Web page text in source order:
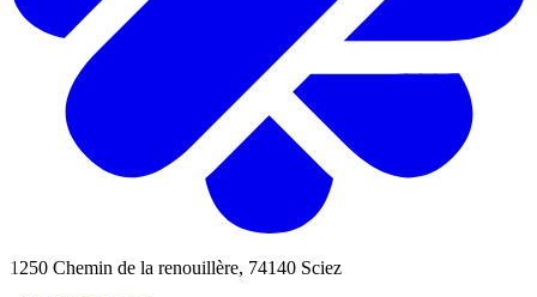
1250 Chemin de la renouillère, 74140 Sciez